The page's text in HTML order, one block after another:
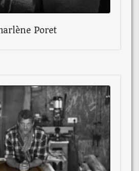
Poret